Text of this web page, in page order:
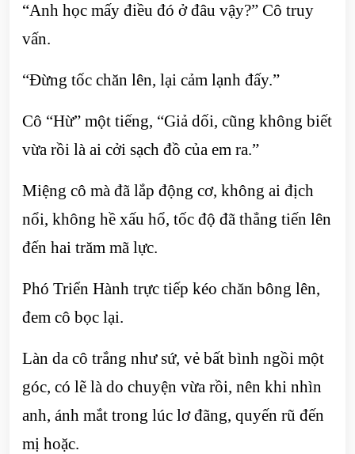
“Anh học mấy điều đó ở đâu vậy?” Cô truy
vấn.
“Đừng tốc chăn lên, lại cảm lạnh đấy.”
Cô “Hừ” một tiếng, “Giả dối, cũng không biết
vừa rồi là ai cởi sạch đồ của em ra.”
Miệng cô mà đã lắp động cơ, không ai địch
nổi, không hề xấu hổ, tốc độ đã thẳng tiến lên
đến hai trăm mã lực.
Phó Triển Hành trực tiếp kéo chăn bông lên,
đem cô bọc lại.
Làn da cô trắng như sứ, vẻ bất bình ngồi một
góc, có lẽ là do chuyện vừa rồi, nên khi nhìn
anh, ánh mắt trong lúc lơ đãng, quyến rũ đến
mị hoặc.